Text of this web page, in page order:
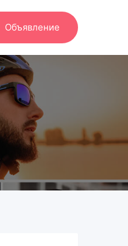
Объявление